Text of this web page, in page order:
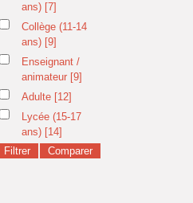
ans) [7]
Collège (11-14
ans) [9]
Enseignant /
animateur [9]
Adulte [12]
Lycée (15-17
ans) [14]